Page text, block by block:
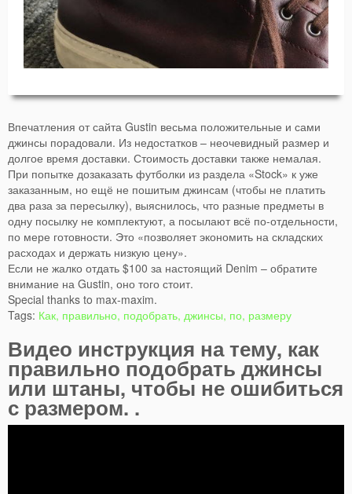
Впечатления от сайта Gustin весьма положительные и сами
джинсы порадовали. Из недостатков – неочевидный размер и
долгое время доставки. Стоимость доставки также немалая.
При попытке дозаказать футболки из раздела «Stock» к уже
заказанным, но ещё не пошитым джинсам (чтобы не платить
два раза за пересылку), выяснилось, что разные предметы в
одну посылку не комплектуют, а посылают всё по-отдельности,
по мере готовности. Это «позволяет экономить на складских
расходах и держать низкую цену».
Если не жалко отдать $100 за настоящий Denim – обратите
внимание на Gustin, оно того стоит.
Special thanks to max-maxim.
Tags: Как, правильно, подобрать, джинсы, по, размеру
Видео инструкция на тему, как
правильно подобрать джинсы
или штаны, чтобы не ошибиться
с размером. .